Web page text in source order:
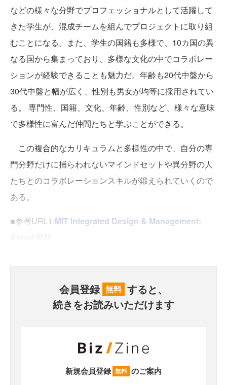
などの様々な分野でプロフェッショナルとして活躍して
きた学生が、混成チームを組んでプロジェクトに取り組
むことになる。また、学生の国籍も多様で、10カ国の異
なる国から集まっており、多様な文化の中でコラボレー
ションが経験できることも魅力だ。年齢も20代中盤から
30代中盤と幅が広く、性別も男女が均等に採用されてい
る。 専門性、国籍、文化、年齢、性別など、様々な意味
で多様性に富んだ仲間たちと学ぶことができる。
この複合的なカリキュラムと多様性の中で、自分の専
門分野だけに捕らわれないマインドセットや異分野の人
たちとのコラボレーションスキルが鍛えられていくので
ある。
■参考URL1:MIT Integrated Design & Management:
会員登録 無料 すると、
続きをお読みいただけます
新規会員登録 無料 のご案内